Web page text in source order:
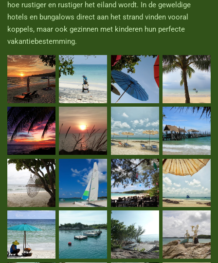
hoe rustiger en rustiger het eiland wordt. In de geweldige
hotels en bungalows direct aan het strand vinden vooral
koppels, maar ook gezinnen met kinderen hun perfecte
vakantiebestemming.